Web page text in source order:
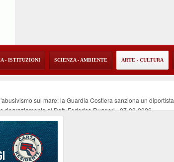
- ISTITUZIONI SCIENZA - AMBIENTE ARTE - CULTURA
sul mare: la Guardia Costiera sanziona un diportista
ringraziamento al Dott. Federico Ruggeri-07-08-2026
all'Elba: riaffiora una testimonianza del 1966
bordi stradali-07-08-2026
dal nuovo piano dell'Autorità portuale regionale